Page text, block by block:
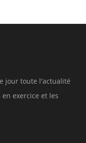
jour toute l'actualité
exercice et les